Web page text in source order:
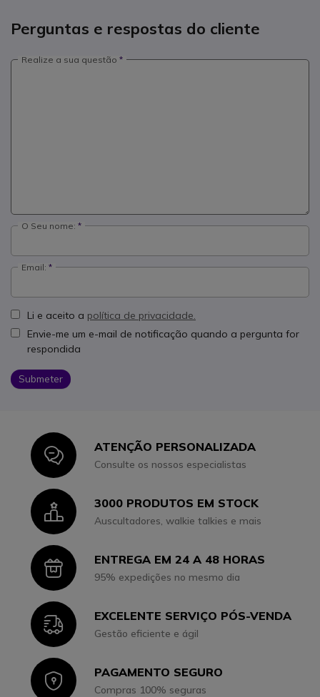
Perguntas e respostas do cliente
Realize a sua questão
O Seu nome:
Email:
Li e aceito a política de privacidade.
Envie-me um e-mail de notificação quando a pergunta for
respondida
Submeter
IconATENÇÃO PERSONALIZADA
Consulte os nossos especialistas
Icon3000 PRODUTOS EM STOCK
Auscultadores, walkie talkies e mais
IconENTREGA EM 24 A 48 HORAS
95% expedições no mesmo dia
IconEXCELENTE SERVIÇO PÓS-VENDA
Gestão eficiente e ágil
IconPAGAMENTO SEGURO
Compras 100% seguras